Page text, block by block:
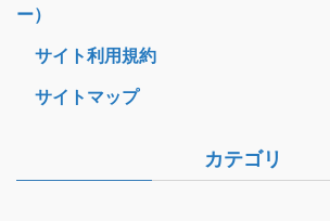
ー）
サイト利用規約
サイトマップ
カテゴリ